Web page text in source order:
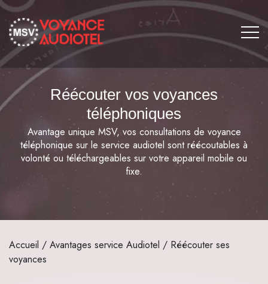
Réécouter vos voyances
téléphoniques
Avantage unique MSV, vos consultations de voyance
téléphonique sur le service audiotel sont réécoutables à
volonté ou téléchargeables sur votre appareil mobile ou
fixe.
Accueil / Avantages service Audiotel / Réécouter ses
voyances